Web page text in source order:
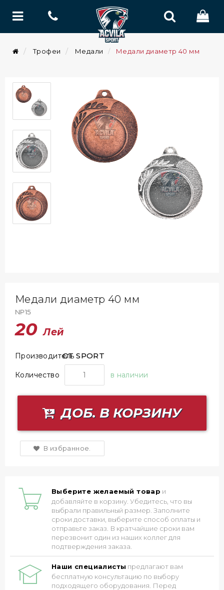
Трофеи Медали Медали диаметр 40 мм
Медали диаметр 40 мм
NP15
20Лей
ПроизводительGT SPORT
Количество в наличии
ДОБ. В КОРЗИНУ
В избранное.
Выберите желаемый товар и
добавляйте в корзину. Убедитесь, что вы
выбрали правильный размер. Заполните
сроки доставки, выберите способ оплаты и
отправьте заказ. В кратчайшие сроки вам
перезвонит один из наших коллег для
подтверждения заказа.
Наши специалисты предлагают вам
бесплатную консультацию по выбору
подходящего оборудования. Перед